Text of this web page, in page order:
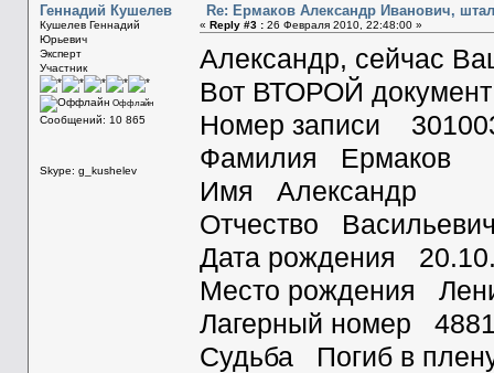
Геннадий Кушелев
Кушелев Геннадий
Юрьевич
Эксперт
Участник
Оффлайн
Сообщений: 10 865
Skype: g_kushelev
Re: Ермаков Александр Иванович,
« Reply #3 :26 Февраля 2010, 22:48:00 »
Александр, сейчас
Вот ВТОРОЙ
Номер записи
Фамилия Ермаков
Имя Александр
Отчество
Дата рождения
Место рождения
Лагерный номер
Судьба Погиб в